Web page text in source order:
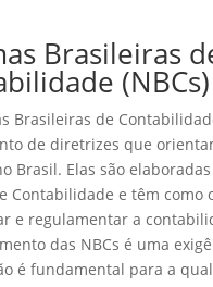
Brasileiras
(NBCs)
Brasileiras de
de diretrizes que
Brasil. Elas são
Contabilidade e têm como
e regulamentar a
das NBCs é uma
é fundamental para a